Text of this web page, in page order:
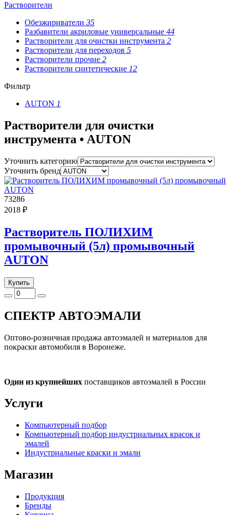
Растворители
Обезжириватели 35
Разбавители акриловые универсальные 44
Растворители для очистки инструмента 2
Растворители для переходов 5
Растворители прочие 2
Растворители синтетические 12
Фильтр
AUTON 1
Растворители для очистки
инструмента • AUTON
Уточнить категорию
Уточнить бренд
73286
2018 ₽
Растворитель ПОЛИХИМ
промывочный (5л) промывочный
AUTON
Купить
СПЕКТР АВТОЭМАЛИ
Оптово-розничная продажа автоэмалей и материалов для
покраски автомобиля в Воронеже.
Один из крупнейших поставщиков автоэмалей в России
Услуги
Компьютерный подбор
Компьютерный подбор индустриальных красок и
эмалей
Индустриальные краски и эмали
Магазин
Продукция
Бренды